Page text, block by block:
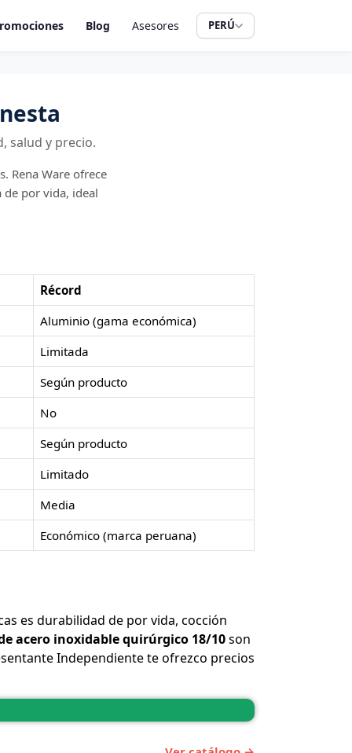
Blog Asesores PERÚ
salud y precio.
Rena Ware ofrece
por vida, ideal
Récord
Aluminio (gama económica)
Limitada
Según producto
No
Según producto
Limitado
Media
Económico (marca peruana)
es durabilidad de por vida, cocción
acero inoxidable quirúrgico 18/10son
Independiente te ofrezco precios